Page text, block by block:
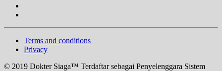
Terms and conditions
Privacy
© 2019 Dokter Siaga™ Terdaftar sebagai Penyelenggara Sistem